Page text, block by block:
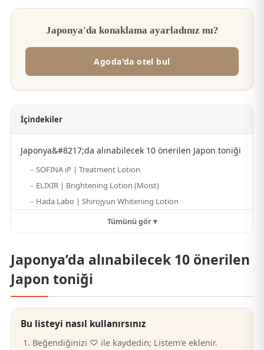
Japonya'da konaklama ayarladınız mı?
Agoda'da otel bul
İçindekiler
Japonya&#8217;da alınabilecek 10 önerilen Japon toniği
SOFINA iP | Treatment Lotion
ELIXIR | Brightening Lotion (Moist)
Hada Labo | Shirojyun Whitening Lotion
Tümünü gör ▾
Japonya’da alınabilecek 10 önerilen
Japon toniği
Bu listeyi nasıl kullanırsınız
Beğendiğinizi ♡ ile kaydedin; Listem'e eklenir.